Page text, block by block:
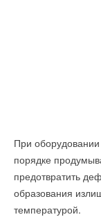
При
порядке
предотвратить
образования
температурой.